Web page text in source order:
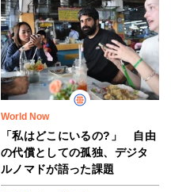
World Now
「私はどこにいるの?」 自由
の代償としての孤独、デジタ
ルノマドが語った課題